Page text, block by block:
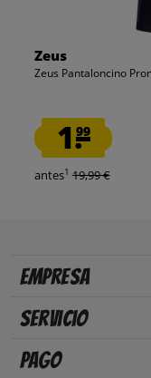
Zeus
Zeus Pantaloncino
1.99
antes1 19,99 €
Empresa
Servicio
Pago